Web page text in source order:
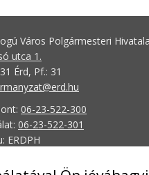
Város Polgármesteri Hivatala
utca 1.
Érd, Pf.: 31
06-23-522-300
06-23-522-301
ERDPH